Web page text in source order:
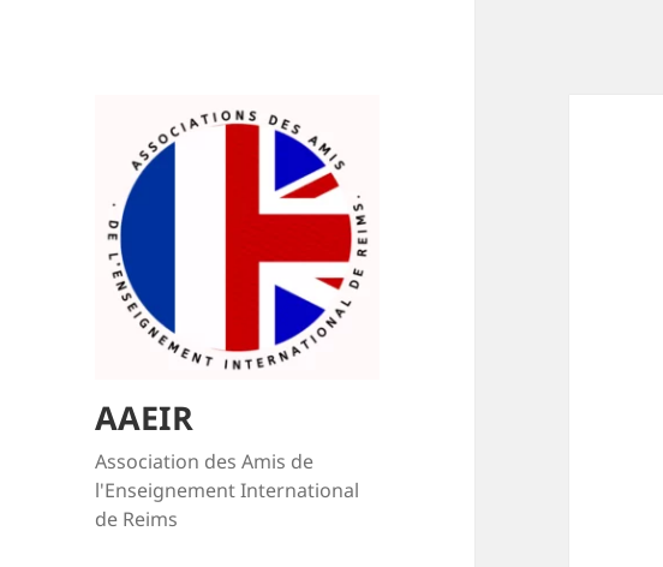
AAEIR
Association des Amis de
l'Enseignement International
de Reims